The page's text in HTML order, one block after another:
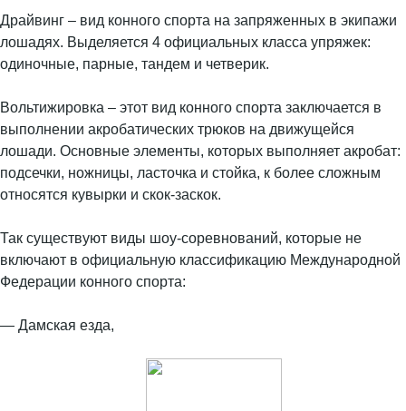
Драйвинг – вид конного спорта на запряженных в экипажи
лошадях. Выделяется 4 официальных класса упряжек:
одиночные, парные, тандем и четверик.
Вольтижировка – этот вид конного спорта заключается в
выполнении акробатических трюков на движущейся
лошади. Основные элементы, которых выполняет акробат:
подсечки, ножницы, ласточка и стойка, к более сложным
относятся кувырки и скок-заскок.
Так существуют виды шоу-соревнований, которые не
включают в официальную классификацию Международной
Федерации конного спорта:
— Дамская езда,